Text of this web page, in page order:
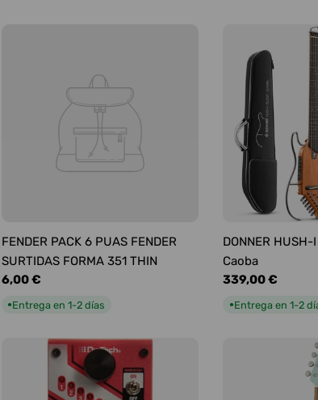
FENDER PACK 6 PUAS FENDER
SURTIDAS FORMA 351 THIN
Precio
6,00 €
●Entrega en 1-2 días
DONNER
Caoba
Precio
339,00 €
●Entrega en 1-2